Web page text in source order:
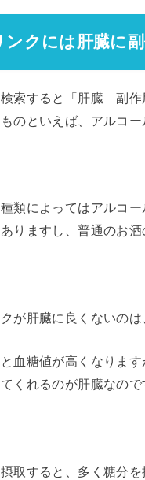
ンクには肝臓に
索すると「肝臓 副作
のといえば、アルコー
類によってはアルコー
りますし、普通のお
が肝臓に良くないの
血糖値が高くなります
くれるのが肝臓なので
取すると、多く糖分